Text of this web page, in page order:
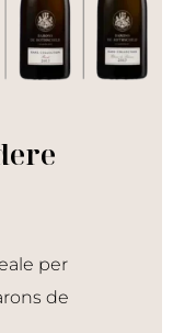
per
de